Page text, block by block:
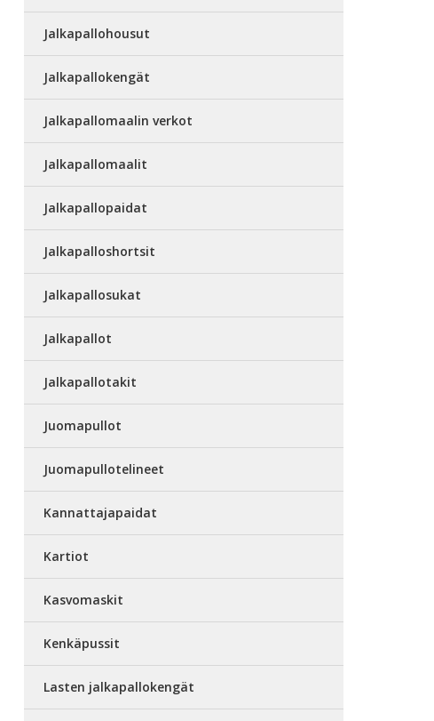
Jalkapallohousut
Jalkapallokengät
Jalkapallomaalin verkot
Jalkapallomaalit
Jalkapallopaidat
Jalkapalloshortsit
Jalkapallosukat
Jalkapallot
Jalkapallotakit
Juomapullot
Juomapullotelineet
Kannattajapaidat
Kartiot
Kasvomaskit
Kenkäpussit
Lasten jalkapallokengät